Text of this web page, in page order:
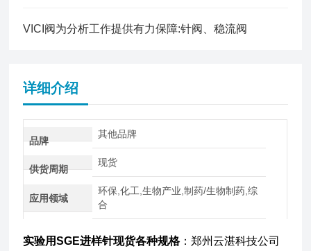
VICI阀为分析工作提供有力保障:针阀、稳流阀
详细介绍
品牌
其他品牌
供货周期
现货
应用领域
环保,化工,生物产业,制药/生物制药,综
合
实验用SGE进样针现货各种规格：郑州云湛科技公司